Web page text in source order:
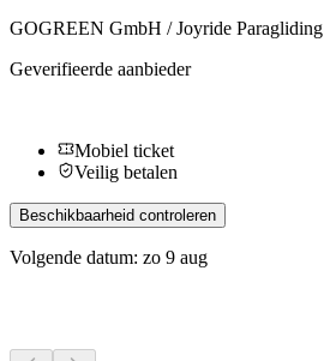
GOGREEN GmbH / Joyride Paragliding
Geverifieerde aanbieder
Mobiel ticket
Veilig betalen
Beschikbaarheid controleren
Volgende datum: zo 9 aug